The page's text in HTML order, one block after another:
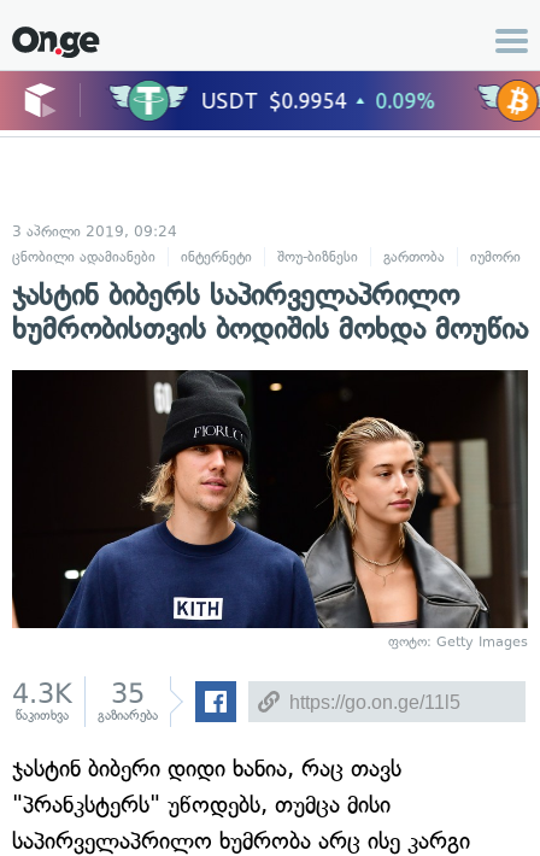
3 აპრილი 2019, 09:24
ცნობილი ადამიანები
ინტერნეტი შოუ-ბიზნესი გართობა იუმორი
ჯასტინ ბიბერს საპირველაპრილო
ხუმრობისთვის ბოდიშის მოხდა მოუწია
ფოტო: Getty Images
4.3K
წაკითხვა
35
გაზიარება
ჯასტინ ბიბერი დიდი ხანია, რაც თავს
"პრანკსტერს" უწოდებს, თუმცა მისი
საპირველაპრილო ხუმრობა არც ისე კარგი